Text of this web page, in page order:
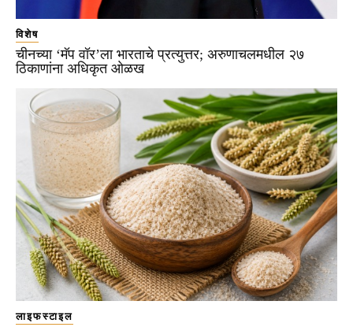
विशेष
चीनच्या ‘मॅप वॉर’ला भारताचे प्रत्युत्तर; अरुणाचलमधील २७
ठिकाणांना अधिकृत ओळख
लाइफस्टाइल